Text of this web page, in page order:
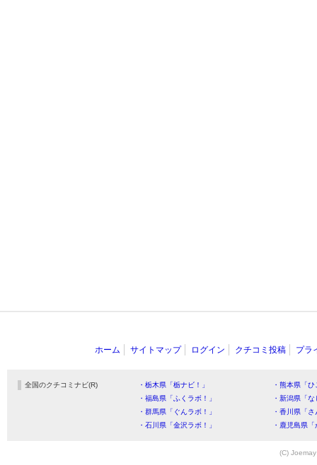
ホーム サイトマップ ログイン クチコミ投稿 プラ
全国のクチコミナビ(R) ・栃木県「栃ナビ！」
・熊本県「
・福島県「ふくラボ！」
・新潟県「
・群馬県「ぐんラボ！」
・香川県「
・石川県「金沢ラボ！」
・鹿児島県
(C)